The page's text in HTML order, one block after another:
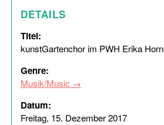
DETAILS
Titel:
kunstGartenchor im PWH Erika Horn
Genre:
Musik/Music
Datum:
Freitag, 15. Dezember 2017